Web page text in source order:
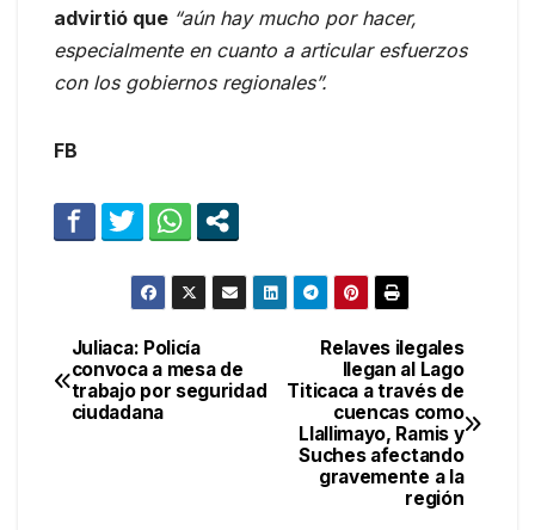
advirtió que “aún hay mucho por hacer,
especialmente en cuanto a articular esfuerzos
con los gobiernos regionales”.
FB
Navegación
de
Relaves ilegales
llegan al Lago
Titicaca a través de
cuencas como
Llallimayo, Ramis y
Suches afectando
gravemente a la
región
Juliaca: Policía
convoca a mesa de
trabajo por seguridad
ciudadana